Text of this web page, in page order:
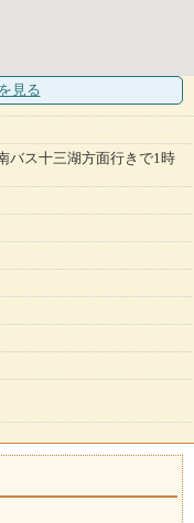
を見る
バス十三湖方面行きで1時